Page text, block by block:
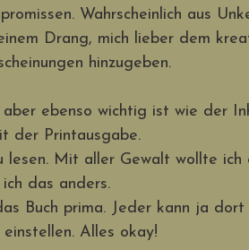
Wahrscheinlich aus
Drang, mich lieber dem
hinzugeben.
ebenso wichtig ist wie der
der Printausgabe.
lesen. Mit aller Gewalt wollte ich
das anders.
Buch prima. Jeder kann ja dort
Alles okay!